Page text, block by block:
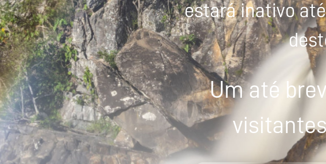
estará inativo
Um até